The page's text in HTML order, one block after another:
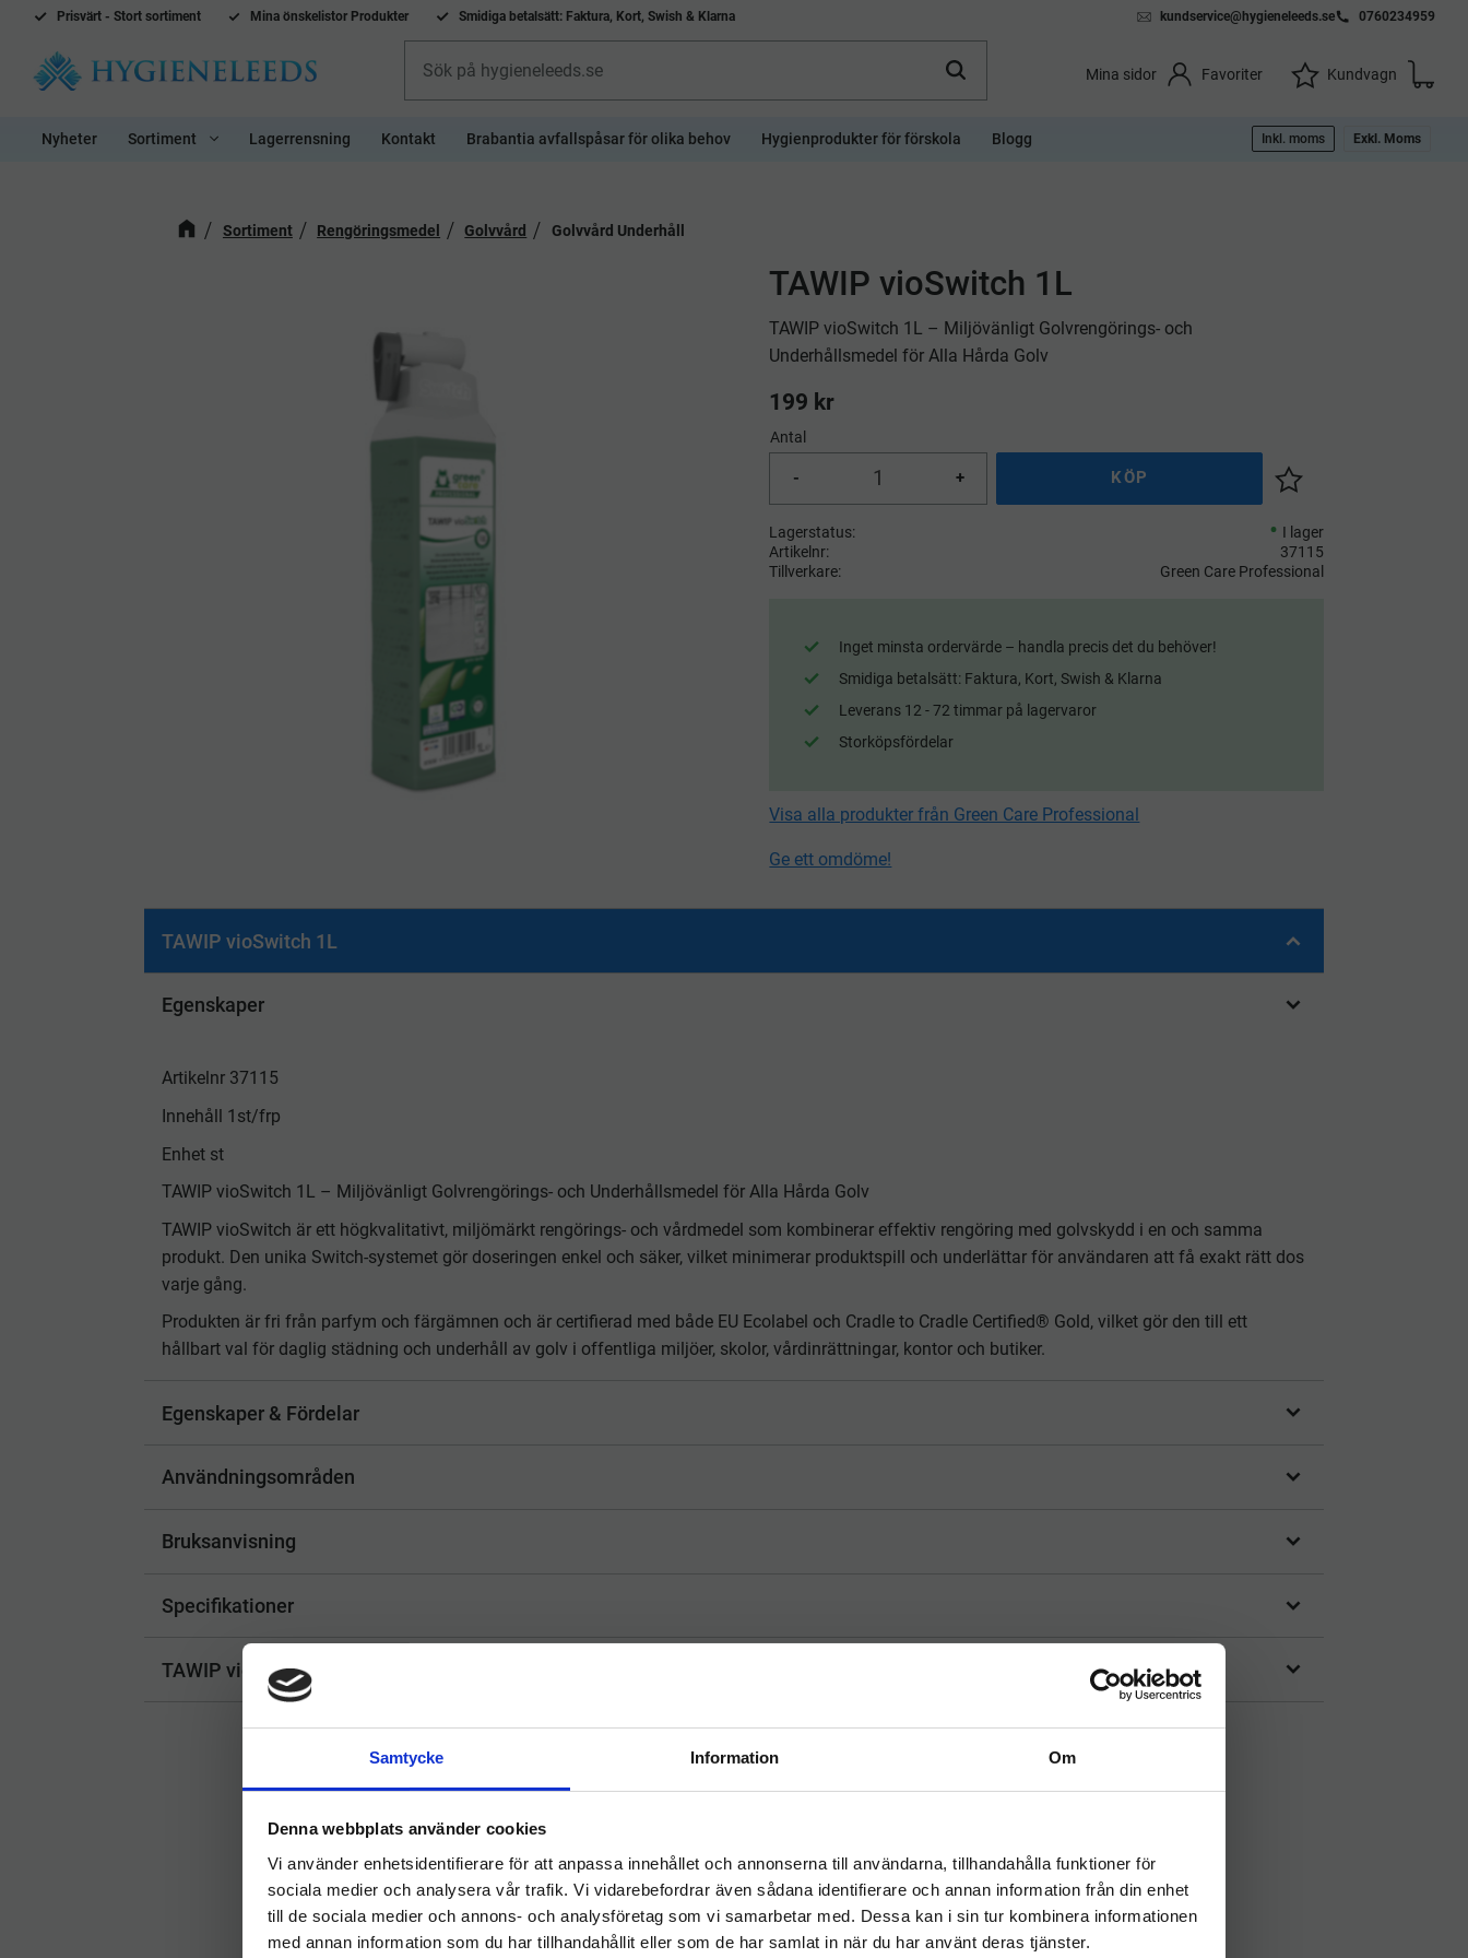
Samtycke Information Om
Denna webbplats använder cookies
Vi använder enhetsidentifierare för att anpassa innehållet och annonserna till användarna, tillhandahålla funktioner för
sociala medier och analysera vår trafik. Vi vidarebefordrar även sådana identifierare och annan information från din enhet
till de sociala medier och annons- och analysföretag som vi samarbetar med. Dessa kan i sin tur kombinera informationen
med annan information som du har tillhandahållit eller som de har samlat in när du har använt deras tjänster.
Prisvärt - Stort sortiment Mina önskelistor Produkter Smidiga betalsätt: Faktura, Kort, Swish & Klarna kundservice@hygieneleeds.se 0760234959
Mina sidor Favoriter Kundvagn
Önskelista
Nyheter Sortiment Lagerrensning Kontakt Brabantia avfallspåsar för olika behov Hygienprodukter för förskola Blogg Inkl. moms Exkl. Moms
Sortiment Rengöringsmedel Golvvård Golvvård Underhåll
​TAWIP vioSwitch 1L
TAWIP vioSwitch 1L – Miljövänligt Golvrengörings- och
Underhållsmedel för Alla Hårda Golv
199 kr
Antal
+
- KÖP
Lägg till i önskelista
Lagerstatus
I lager
Artikelnr
37115
Tillverkare
Green Care Professional
Inget minsta ordervärde – handla precis det du behöver!
Smidiga betalsätt: Faktura, Kort, Swish & Klarna
Leverans 12 - 72 timmar på lagervaror
Storköpsfördelar
Visa alla produkter från Green Care Professional
Ge ett omdöme!
TAWIP vioSwitch 1L
Egenskaper
Artikelnr 37115
Innehåll 1st/frp
Enhet st
TAWIP vioSwitch 1L – Miljövänligt Golvrengörings- och Underhållsmedel för Alla Hårda Golv
TAWIP vioSwitch är ett högkvalitativt, miljömärkt rengörings- och vårdmedel som kombinerar effektiv rengöring med golvskydd i en och samma
produkt. Den unika Switch-systemet gör doseringen enkel och säker, vilket minimerar produktspill och underlättar för användaren att få exakt rätt dos
varje gång.
Produkten är fri från parfym och färgämnen och är certifierad med både EU Ecolabel och Cradle to Cradle Certified® Gold, vilket gör den till ett
hållbart val för daglig städning och underhåll av golv i offentliga miljöer, skolor, vårdinrättningar, kontor och butiker.
Egenskaper & Fördelar
Användningsområden
Bruksanvisning
Specifikationer
TAWIP vioSwitch 1L – Smart, miljövänlig och effektiv golvvård för hållbara miljöer!
a
c
b
w
i
t
L
i
n
e
i
n
e
hygieneleeds.se
Vill du handla som företag eller privatperson?
FÖRETAG PRIVAT